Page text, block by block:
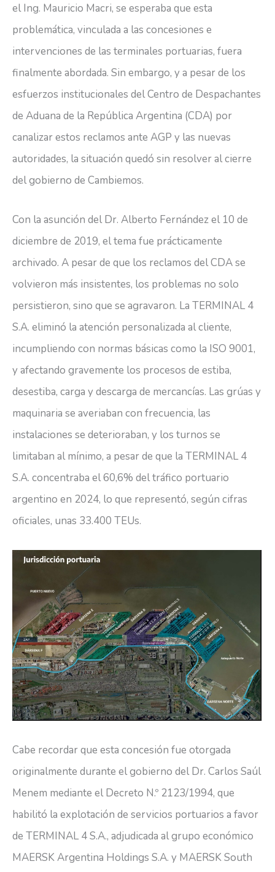
el Ing. Mauricio Macri, se esperaba que esta
problemática, vinculada a las concesiones e
intervenciones de las terminales portuarias, fuera
finalmente abordada. Sin embargo, y a pesar de los
esfuerzos institucionales del Centro de Despachantes
de Aduana de la República Argentina (CDA) por
canalizar estos reclamos ante AGP y las nuevas
autoridades, la situación quedó sin resolver al cierre
del gobierno de Cambiemos.
Con la asunción del Dr. Alberto Fernández el 10 de
diciembre de 2019, el tema fue prácticamente
archivado. A pesar de que los reclamos del CDA se
volvieron más insistentes, los problemas no solo
persistieron, sino que se agravaron. La TERMINAL 4
S.A. eliminó la atención personalizada al cliente,
incumpliendo con normas básicas como la ISO 9001,
y afectando gravemente los procesos de estiba,
desestiba, carga y descarga de mercancías. Las grúas y
maquinaria se averiaban con frecuencia, las
instalaciones se deterioraban, y los turnos se
limitaban al mínimo, a pesar de que la TERMINAL 4
S.A. concentraba el 60,6% del tráfico portuario
argentino en 2024, lo que representó, según cifras
oficiales, unas 33.400 TEUs.
Cabe recordar que esta concesión fue otorgada
originalmente durante el gobierno del Dr. Carlos Saúl
Menem mediante el Decreto N.º 2123/1994, que
habilitó la explotación de servicios portuarios a favor
de TERMINAL 4 S.A., adjudicada al grupo económico
MAERSK Argentina Holdings S.A. y MAERSK South